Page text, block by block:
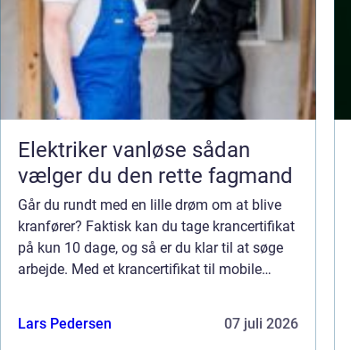
Elektriker vanløse sådan
vælger du den rette fagmand
Går du rundt med en lille drøm om at blive
kranfører? Faktisk kan du tage krancertifikat
på kun 10 dage, og så er du klar til at søge
arbejde. Med et krancertifikat til mobile
Lars Pedersen
07 juli 2026